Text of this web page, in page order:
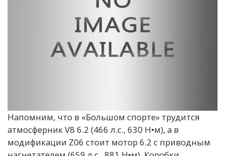
Напомним, что в «Большом спорте» трудится
атмосферник V8 6.2 (466 л.с., 630 Н•м), а в
модификации Z06 стоит мотор 6.2 с приводным